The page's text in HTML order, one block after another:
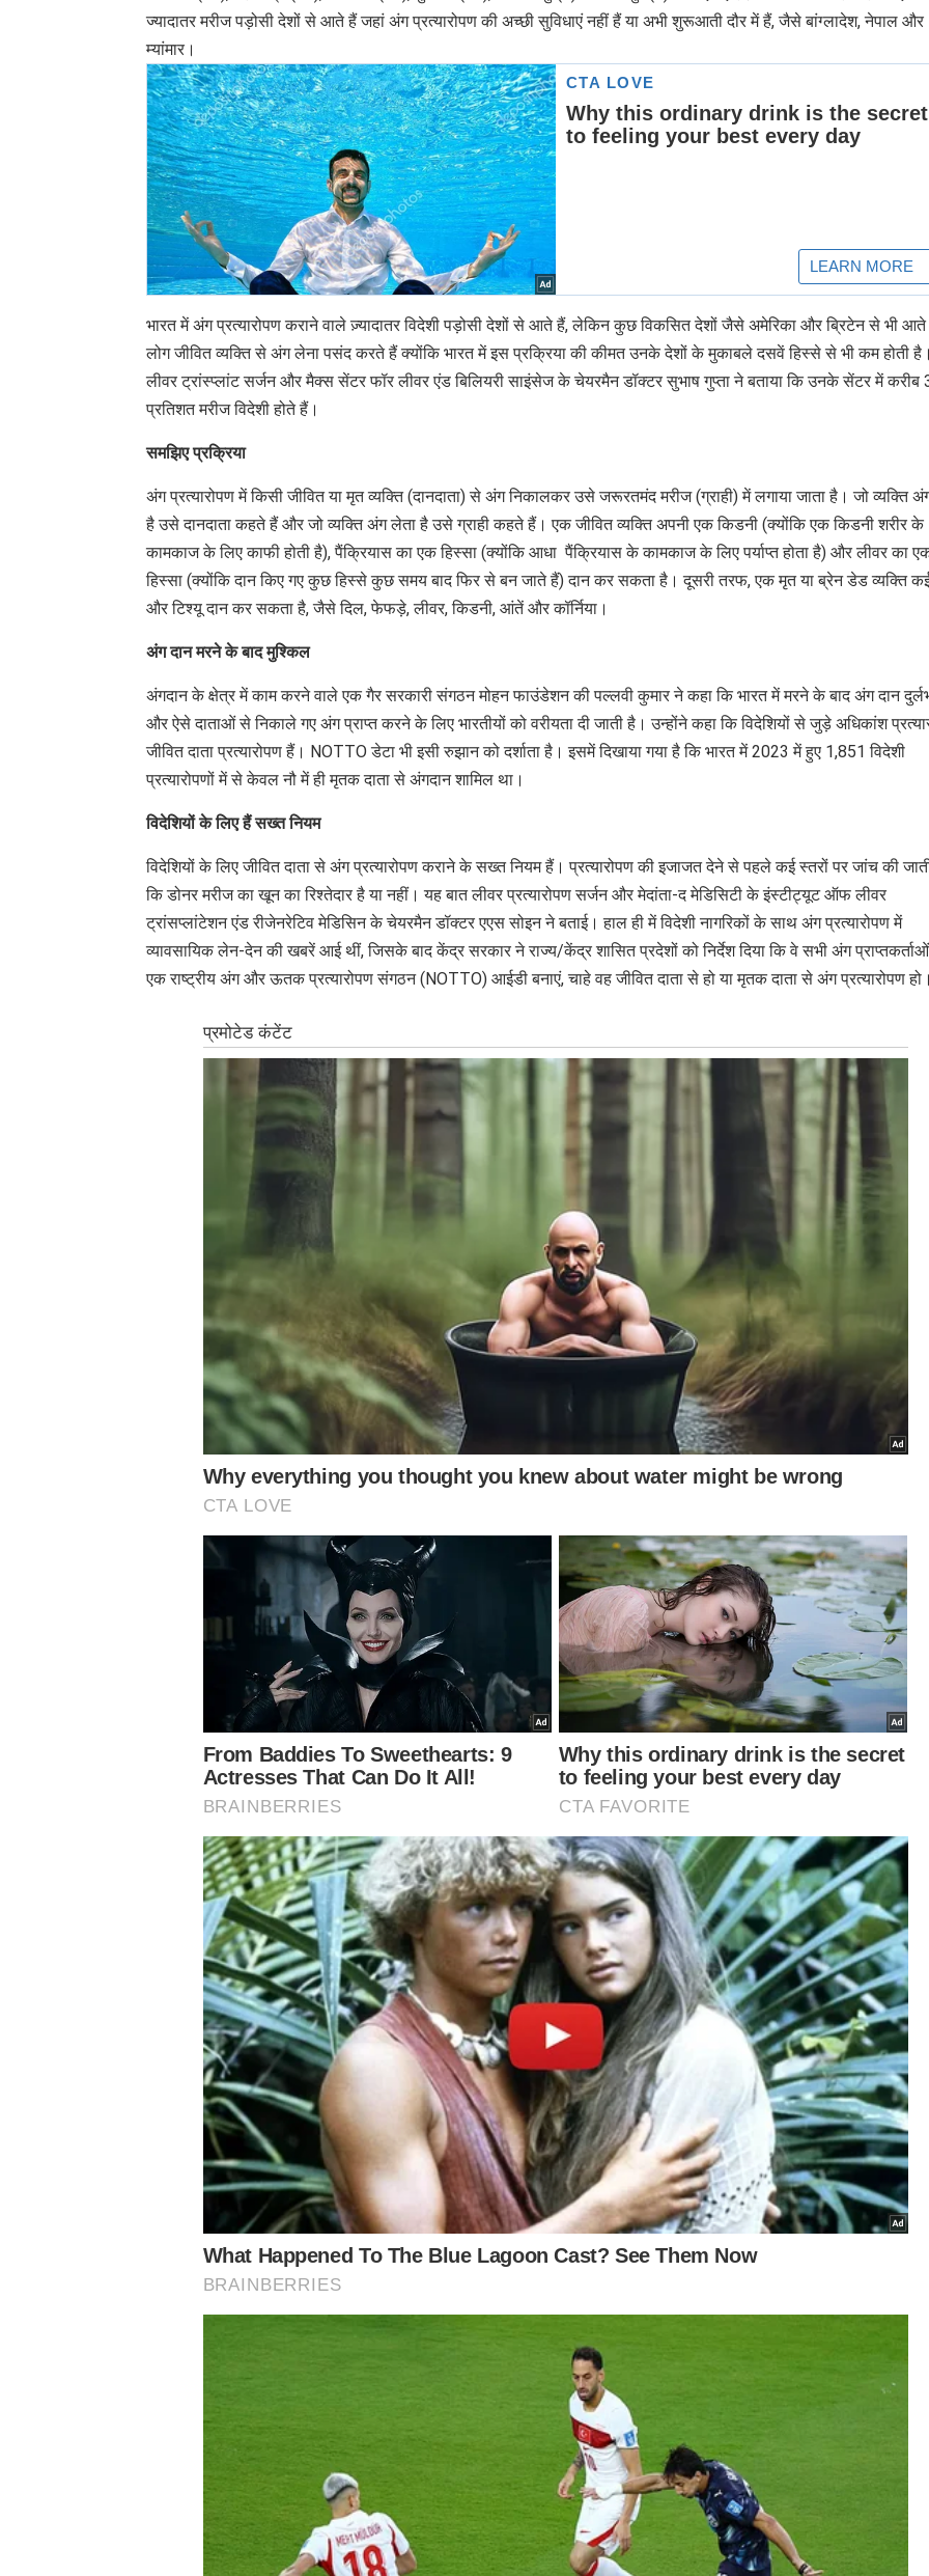
ज्यादातर मरीज पड़ोसी देशों से आते हैं जहां अंग प्रत्यारोपण की अच्छी सुविधाएं नहीं हैं या अभी शुरूआती दौर में हैं, जैसे बांग्लादेश, नेपाल और
म्यांमार।
भारत में अंग प्रत्यारोपण कराने वाले ज़्यादातर विदेशी पड़ोसी देशों से आते हैं, लेकिन कुछ विकसित देशों जैसे अमेरिका और ब्रिटेन से भी
लोग जीवित व्यक्ति से अंग लेना पसंद करते हैं क्योंकि भारत में इस प्रक्रिया की कीमत उनके देशों के मुकाबले दसवें हिस्से से भी कम होती है।
लीवर ट्रांस्प्लांट सर्जन और मैक्स सेंटर फॉर लीवर एंड बिलियरी साइंसेज के चेयरमैन डॉक्टर सुभाष गुप्ता ने बताया कि उनके सेंटर में करीब
प्रतिशत मरीज विदेशी होते हैं।
समझिए प्रक्रिया
अंग प्रत्यारोपण में किसी जीवित या मृत व्यक्ति (दानदाता) से अंग निकालकर उसे जरूरतमंद मरीज (ग्राही) में लगाया जाता है। जो व्यक्ति
है उसे दानदाता कहते हैं और जो व्यक्ति अंग लेता है उसे ग्राही कहते हैं। एक जीवित व्यक्ति अपनी एक किडनी (क्योंकि एक किडनी शरीर के
कामकाज के लिए काफी होती है), पैंक्रियास का एक हिस्सा (क्योंकि आधा पैंक्रियास के कामकाज के लिए पर्याप्त होता है) और लीवर का
हिस्सा (क्योंकि दान किए गए कुछ हिस्से कुछ समय बाद फिर से बन जाते हैं) दान कर सकता है। दूसरी तरफ, एक मृत या ब्रेन डेड व्यक्ति
और टिश्यू दान कर सकता है, जैसे दिल, फेफड़े, लीवर, किडनी, आंतें और कॉर्निया।
अंग दान मरने के बाद मुश्किल
अंगदान के क्षेत्र में काम करने वाले एक गैर सरकारी संगठन मोहन फाउंडेशन की पल्लवी कुमार ने कहा कि भारत में मरने के बाद अंग दान
और ऐसे दाताओं से निकाले गए अंग प्राप्त करने के लिए भारतीयों को वरीयता दी जाती है। उन्होंने कहा कि विदेशियों से जुड़े अधिकांश
जीवित दाता प्रत्यारोपण हैं। NOTTO डेटा भी इसी रुझान को दर्शाता है। इसमें दिखाया गया है कि भारत में 2023 में हुए 1,851 विदेशी
प्रत्यारोपणों में से केवल नौ में ही मृतक दाता से अंगदान शामिल था।
विदेशियों के लिए हैं सख्त नियम
विदेशियों के लिए जीवित दाता से अंग प्रत्यारोपण कराने के सख्त नियम हैं। प्रत्यारोपण की इजाजत देने से पहले कई स्तरों पर जांच की
कि डोनर मरीज का खून का रिश्तेदार है या नहीं। यह बात लीवर प्रत्यारोपण सर्जन और मेदांता-द मेडिसिटी के इंस्टीट्यूट ऑफ लीवर
ट्रांसप्लांटेशन एंड रीजेनरेटिव मेडिसिन के चेयरमैन डॉक्टर एएस सोइन ने बताई। हाल ही में विदेशी नागरिकों के साथ अंग प्रत्यारोपण में
व्यावसायिक लेन-देन की खबरें आई थीं, जिसके बाद केंद्र सरकार ने राज्य/केंद्र शासित प्रदेशों को निर्देश दिया कि वे सभी अंग
एक राष्ट्रीय अंग और ऊतक प्रत्यारोपण संगठन (NOTTO) आईडी बनाएं, चाहे वह जीवित दाता से हो या मृतक दाता से अंग प्रत्यारोपण हो।